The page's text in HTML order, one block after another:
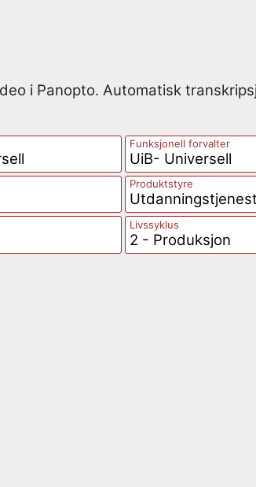
i Panopto. Automatisk
Funksjonell forvalter
UiB- Universell
Produktstyre
Livssyklus
2 - Produksjon